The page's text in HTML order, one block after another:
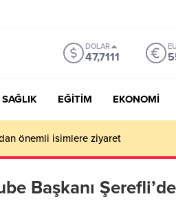
DOLAR
47,7111
SAĞLIK EĞİTİM EKONOMİ
önemli isimlere ziyaret
Başkanı